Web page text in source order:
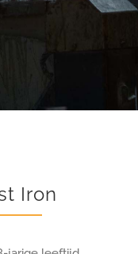
Iron